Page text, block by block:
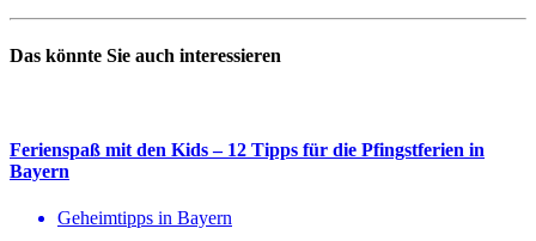
Das könnte Sie auch interessieren
Ferienspaß mit den Kids – 12 Tipps für die Pfingstferien in
Bayern
Geheimtipps in Bayern